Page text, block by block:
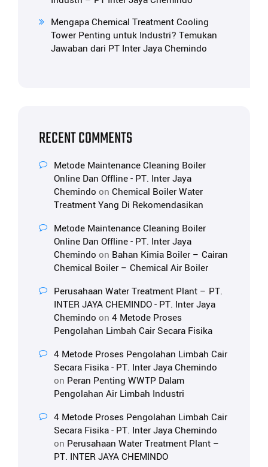
Mengapa Chemical Treatment Cooling
Tower Penting untuk Industri? Temukan
Jawaban dari PT Inter Jaya Chemindo
RECENT COMMENTS
Metode Maintenance Cleaning Boiler
Online Dan Offline - PT. Inter Jaya
Chemindo on Chemical Boiler Water
Treatment Yang Di Rekomendasikan
Metode Maintenance Cleaning Boiler
Online Dan Offline - PT. Inter Jaya
Chemindo on Bahan Kimia Boiler – Cairan
Chemical Boiler – Chemical Air Boiler
Perusahaan Water Treatment Plant – PT.
INTER JAYA CHEMINDO - PT. Inter Jaya
Chemindo on 4 Metode Proses
Pengolahan Limbah Cair Secara Fisika
4 Metode Proses Pengolahan Limbah Cair
Secara Fisika - PT. Inter Jaya Chemindo
on Peran Penting WWTP Dalam
Pengolahan Air Limbah Industri
4 Metode Proses Pengolahan Limbah Cair
Secara Fisika - PT. Inter Jaya Chemindo
on Perusahaan Water Treatment Plant –
PT. INTER JAYA CHEMINDO